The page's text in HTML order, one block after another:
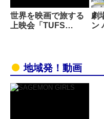
世界を映画で旅する
上映会「TUFS…
劇
ン
地域発！動画